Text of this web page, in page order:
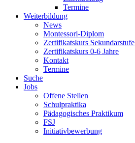
Termine
Weiterbildung
News
Montessori-Diplom
Zertifikatskurs Sekundarstufe
Zertifikatskurs 0-6 Jahre
Kontakt
Termine
Suche
Jobs
Offene Stellen
Schulpraktika
Pädagogisches Praktikum
FSJ
Initiativbewerbung